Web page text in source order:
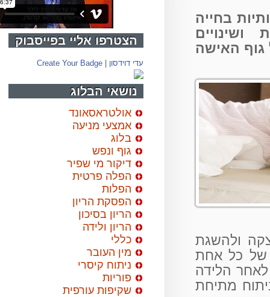
הצטרפו אליי בפייסבוק
עדי דוידסון|
Create Your Badge
נושאי הבלוג
אולטראסאונד
אמצעי מניעה
בלוג
גוף ונפש
דיקור מי שפיר
הפלה פרטית
הפלות
הפסקת הריון
הריון בסיכון
הריון ולידה
כללי
מין העובר
ניתוח קיסרי
פוריות
שקיפות עורפית
בחייה
האישה
ולהשגת
כל אחת
הלידה
מתיחת